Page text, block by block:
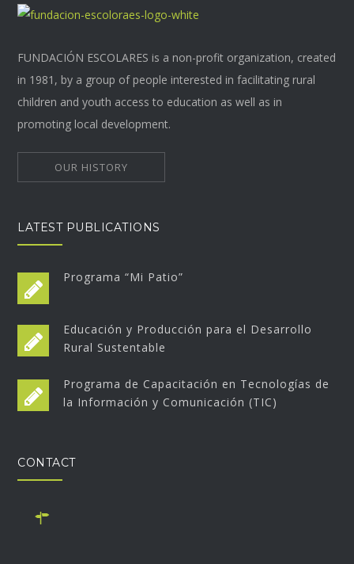
FUNDACIÓN ESCOLARES is a non-profit organization, created
in 1981, by a group of people interested in facilitating rural
children and youth access to education as well as in
promoting local development.
OUR HISTORY
LATEST PUBLICATIONS
Programa “Mi Patio”
Educación y Producción para el Desarrollo
Rural Sustentable
Programa de Capacitación en Tecnologías de
la Información y Comunicación (TIC)
CONTACT